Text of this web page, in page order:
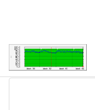
Вы посетили